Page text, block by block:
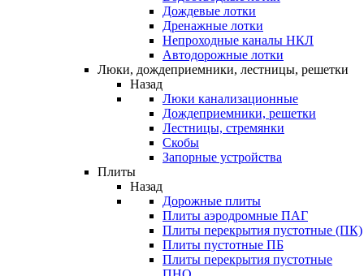
Дождевые лотки
Дренажные лотки
Непроходные каналы НКЛ
Автодорожные лотки
Люки, дождеприемники, лестницы, решетки
Назад
Люки канализационные
Дождеприемники, решетки
Лестницы, стремянки
Скобы
Запорные устройства
Плиты
Назад
Дорожные плиты
Плиты аэродромные ПАГ
Плиты перекрытия пустотные (ПК)
Плиты пустотные ПБ
Плиты перекрытия пустотные